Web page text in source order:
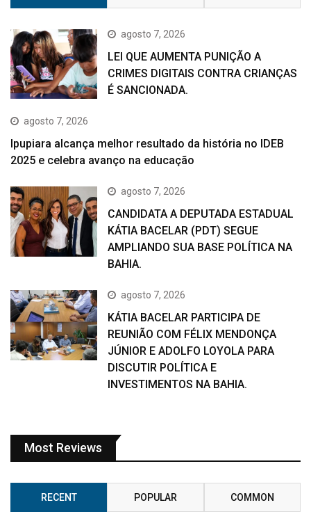
agosto 7, 2026
LEI QUE AUMENTA PUNIÇÃO A
CRIMES DIGITAIS CONTRA CRIANÇAS
É SANCIONADA.
agosto 7, 2026
Ipupiara alcança melhor resultado da história no IDEB
2025 e celebra avanço na educação
agosto 7, 2026
CANDIDATA A DEPUTADA ESTADUAL
KÁTIA BACELAR (PDT) SEGUE
AMPLIANDO SUA BASE POLÍTICA NA
BAHIA.
agosto 7, 2026
KÁTIA BACELAR PARTICIPA DE
REUNIÃO COM FÉLIX MENDONÇA
JÚNIOR E ADOLFO LOYOLA PARA
DISCUTIR POLÍTICA E
INVESTIMENTOS NA BAHIA.
Most Reviews
RECENT POPULAR COMMON